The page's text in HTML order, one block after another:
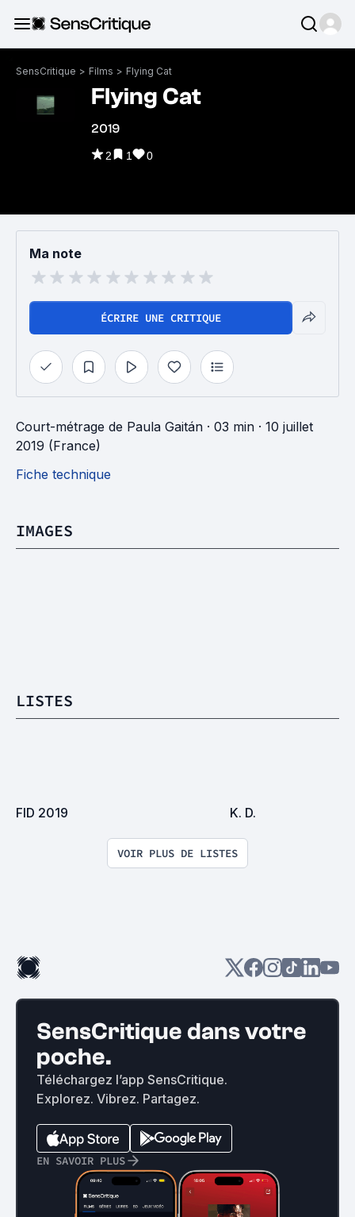
SensCritique > Films > Flying Cat
Flying Cat
2019
2 1 0
Ma note
ÉCRIRE UNE CRITIQUE
Court-métrage de Paula Gaitán · 03 min · 10 juillet
2019 (France)
Fiche technique
IMAGES
LISTES
FID 2019 K. D.
VOIR PLUS DE LISTES
SensCritique dans votre
poche.
Téléchargez l’app SensCritique.
Explorez. Vibrez. Partagez.
EN SAVOIR PLUS